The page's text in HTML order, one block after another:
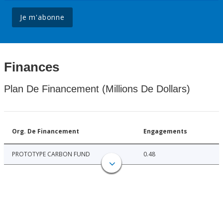
Je m'abonne
Finances
Plan De Financement (Millions De Dollars)
Org. De Financement Engagements
PROTOTYPE CARBON FUND 0.48